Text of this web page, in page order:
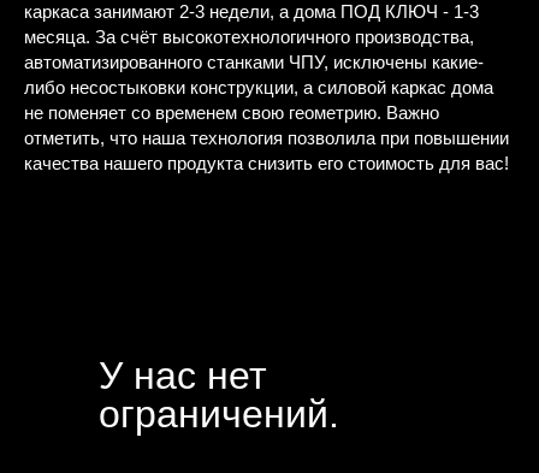
каркаса занимают 2-3 недели, а дома ПОД КЛЮЧ - 1-3
месяца. За счёт высокотехнологичного производства,
автоматизированного станками ЧПУ, исключены какие-
либо несостыковки конструкции, а силовой каркас дома
не поменяет со временем свою геометрию. Важно
отметить, что наша технология позволила при повышении
качества нашего продукта снизить его стоимость для вас!
У нас нет
ограничений.